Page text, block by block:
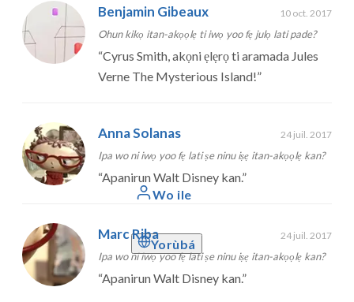
Wo ile
Yorùbá
Benjamin Gibeaux 10 oct. 2017
Ohun kikọ itan-akọọlẹ ti iwọ yoo fẹ julọ lati pade?
“Cyrus Smith, akọni ẹlẹrọ ti aramada Jules
Verne The Mysterious Island!”
Anna Solanas 24 juil. 2017
Ipa wo ni iwọ yoo fẹ lati ṣe ninu iṣẹ itan-akọọlẹ kan?
“Apanirun Walt Disney kan.”
Marc Riba 24 juil. 2017
Ipa wo ni iwọ yoo fẹ lati ṣe ninu iṣẹ itan-akọọlẹ kan?
“Apanirun Walt Disney kan.”